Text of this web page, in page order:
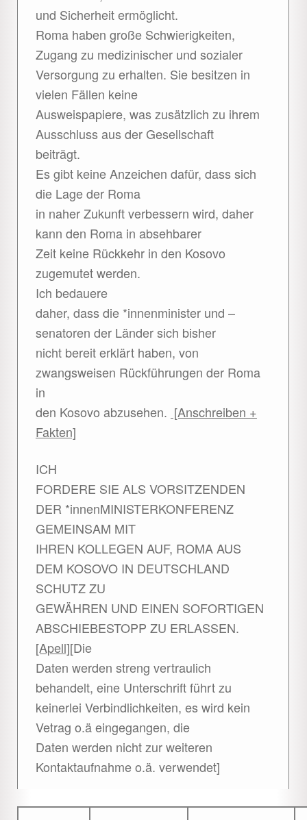
und Sicherheit ermöglicht.
Roma haben große Schwierigkeiten,
Zugang zu medizinischer und sozialer
Versorgung zu erhalten. Sie besitzen in
vielen Fällen keine
Ausweispapiere, was zusätzlich zu ihrem
Ausschluss aus der Gesellschaft
beiträgt.
Es gibt keine Anzeichen dafür, dass sich
die Lage der Roma
in naher Zukunft verbessern wird, daher
kann den Roma in absehbarer
Zeit keine Rückkehr in den Kosovo
zugemutet werden.
Ich bedauere
daher, dass die *innenminister und –
senatoren der Länder sich bisher
nicht bereit erklärt haben, von
zwangsweisen Rückführungen der Roma
in
den Kosovo abzusehen. [Anschreiben +
Fakten]
ICH
FORDERE SIE ALS VORSITZENDEN
DER *innenMINISTERKONFERENZ
GEMEINSAM MIT
IHREN KOLLEGEN AUF, ROMA AUS
DEM KOSOVO IN DEUTSCHLAND
SCHUTZ ZU
GEWÄHREN UND EINEN SOFORTIGEN
ABSCHIEBESTOPP ZU ERLASSEN.
[Apell][Die
Daten werden streng vertraulich
behandelt, eine Unterschrift führt zu
keinerlei Verbindlichkeiten, es wird kein
Vetrag o.ä eingegangen, die
Daten werden nicht zur weiteren
Kontaktaufnahme o.ä. verwendet]